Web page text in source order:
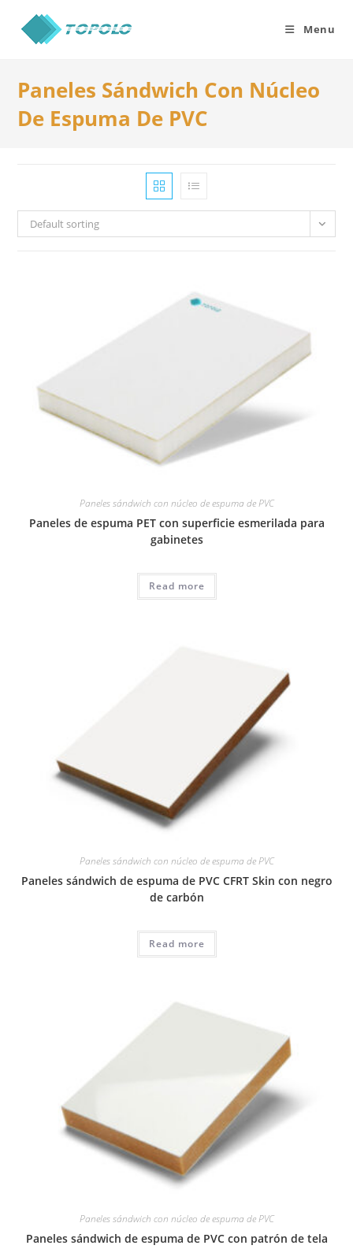
content
Menu
Paneles Sándwich Con Núcleo
De Espuma De PVC
Default sorting
Paneles sándwich con núcleo de espuma de PVC
Paneles de espuma PET con superficie esmerilada para
gabinetes
Read more
Paneles sándwich con núcleo de espuma de PVC
Paneles sándwich de espuma de PVC CFRT Skin con negro
de carbón
Read more
Paneles sándwich con núcleo de espuma de PVC
Paneles sándwich de espuma de PVC con patrón de tela